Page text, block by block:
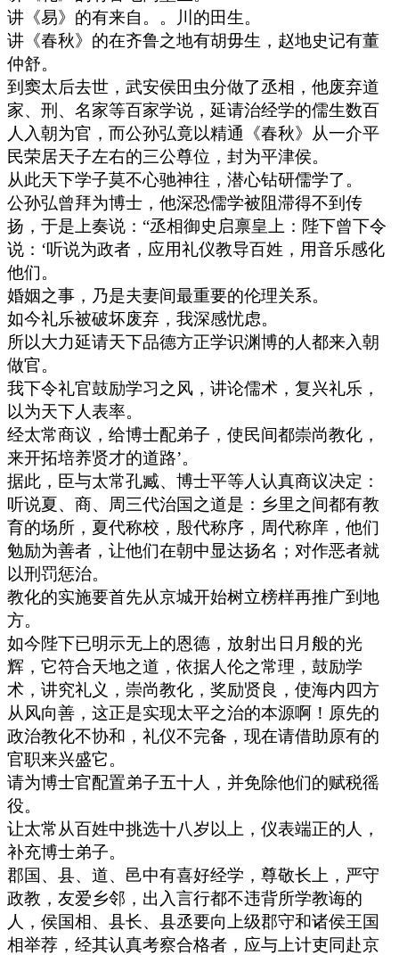
讲《易》的有来自。。川的田生。
讲《春秋》的在齐鲁之地有胡毋生，赵地史记有董
仲舒。
到窦太后去世，武安侯田虫分做了丞相，他废弃道
家、刑、名家等百家学说，延请治经学的儒生数百
人入朝为官，而公孙弘竟以精通《春秋》从一介平
民荣居天子左右的三公尊位，封为平津侯。
从此天下学子莫不心驰神往，潜心钻研儒学了。
公孙弘曾拜为博士，他深恐儒学被阻滞得不到传
扬，于是上奏说：“丞相御史启禀皇上：陛下曾下令
说：‘听说为政者，应用礼仪教导百姓，用音乐感化
他们。
婚姻之事，乃是夫妻间最重要的伦理关系。
如今礼乐被破坏废弃，我深感忧虑。
所以大力延请天下品德方正学识渊博的人都来入朝
做官。
我下令礼官鼓励学习之风，讲论儒术，复兴礼乐，
以为天下人表率。
经太常商议，给博士配弟子，使民间都崇尚教化，
来开拓培养贤才的道路’。
据此，臣与太常孔臧、博士平等人认真商议决定：
听说夏、商、周三代治国之道是：乡里之间都有教
育的场所，夏代称校，殷代称序，周代称庠，他们
勉励为善者，让他们在朝中显达扬名；对作恶者就
以刑罚惩治。
教化的实施要首先从京城开始树立榜样再推广到地
方。
如今陛下已明示无上的恩德，放射出日月般的光
辉，它符合天地之道，依据人伦之常理，鼓励学
术，讲究礼义，崇尚教化，奖励贤良，使海内四方
从风向善，这正是实现太平之治的本源啊！原先的
政治教化不协和，礼仪不完备，现在请借助原有的
官职来兴盛它。
请为博士官配置弟子五十人，并免除他们的赋税徭
役。
让太常从百姓中挑选十八岁以上，仪表端正的人，
补充博士弟子。
郡国、县、道、邑中有喜好经学，尊敬长上，严守
政教，友爱乡邻，出入言行都不违背所学教诲的
人，侯国相、县长、县丞要向上级郡守和诸侯王国
相举荐，经其认真考察合格者，应与上计吏同赴京